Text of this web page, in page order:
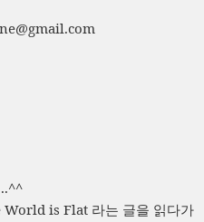
World is Flat 라는 글을 읽다가